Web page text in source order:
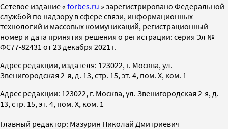
Cетевое издание « forbes.ru » зарегистрировано Федеральной
службой по надзору в сфере связи, информационных
технологий и массовых коммуникаций, регистрационный
номер и дата принятия решения о регистрации: серия Эл №
ФС77-82431 от 23 декабря 2021 г.
Адрес редакции, издателя: 123022, г. Москва, ул.
Звенигородская 2-я, д. 13, стр. 15, эт. 4, пом. X, ком. 1
Адрес редакции: 123022, г. Москва, ул. Звенигородская 2-я, д.
13, стр. 15, эт. 4, пом. X, ком. 1
Главный редактор: Мазурин Николай Дмитриевич